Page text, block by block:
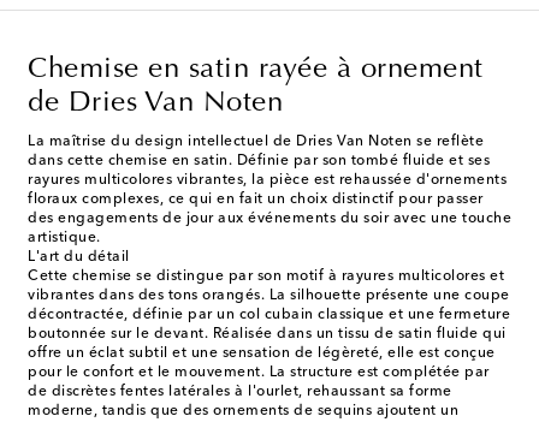
Chemise en satin rayée à ornement
de Dries Van Noten
La maîtrise du design intellectuel de Dries Van Noten se reflète
dans cette chemise en satin. Définie par son tombé fluide et ses
rayures multicolores vibrantes, la pièce est rehaussée d'ornements
floraux complexes, ce qui en fait un choix distinctif pour passer
des engagements de jour aux événements du soir avec une touche
artistique.
L'art du détail
Cette chemise se distingue par son motif à rayures multicolores et
vibrantes dans des tons orangés. La silhouette présente une coupe
décontractée, définie par un col cubain classique et une fermeture
boutonnée sur le devant. Réalisée dans un tissu de satin fluide qui
offre un éclat subtil et une sensation de légèreté, elle est conçue
pour le confort et le mouvement. La structure est complétée par
de discrètes fentes latérales à l'ourlet, rehaussant sa forme
moderne, tandis que des ornements de sequins ajoutent un